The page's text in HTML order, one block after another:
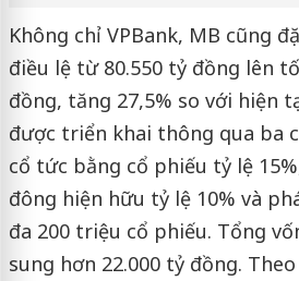
Không chỉ VPBank, MB cũng
điều lệ từ 80.550 tỷ đồng lên
đồng, tăng 27,5% so với hiện
được triển khai thông qua ba
cổ tức bằng cổ phiếu tỷ lệ
đông hiện hữu tỷ lệ 10% và
đa 200 triệu cổ phiếu. Tổng
sung hơn 22.000 tỷ đồng.